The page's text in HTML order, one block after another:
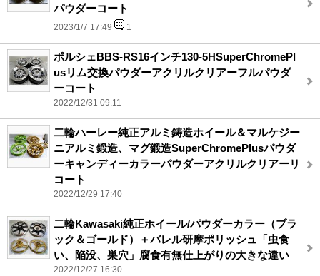
パウダーコート
2023/1/7 17:49 1
ポルシェBBS-RS16インチ130-5HSuperChromePl
usリム交換パウダーアクリルクリアーフルパウダ
ーコート
2022/12/31 09:11
二輪ハーレー純正アルミ鋳造ホイール＆マルケジー
ニアルミ鍛造、マグ鍛造SuperChromePlusパウダ
ーキャンディーカラーパウダーアクリルクリアーリ
コート
2022/12/29 17:40
二輪Kawasaki純正ホイール/パウダーカラー（ブラ
ック＆ゴールド）＋バレル研摩ポリッシュ「虫食
い、陥没、巣穴」腐食有無仕上がりの大きな違い
2022/12/27 16:30